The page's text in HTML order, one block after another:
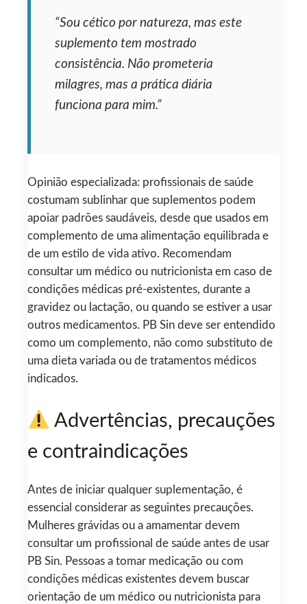
“Sou cético por natureza, mas este
suplemento tem mostrado
consistência. Não prometeria
milagres, mas a prática diária
funciona para mim.”
Opinião especializada: profissionais de saúde
costumam sublinhar que suplementos podem
apoiar padrões saudáveis, desde que usados em
complemento de uma alimentação equilibrada e
de um estilo de vida ativo. Recomendam
consultar um médico ou nutricionista em caso de
condições médicas pré-existentes, durante a
gravidez ou lactação, ou quando se estiver a usar
outros medicamentos. PB Sin deve ser entendido
como um complemento, não como substituto de
uma dieta variada ou de tratamentos médicos
indicados.
Advertências, precauções
e contraindicações
Antes de iniciar qualquer suplementação, é
essencial considerar as seguintes precauções.
Mulheres grávidas ou a amamentar devem
consultar um profissional de saúde antes de usar
PB Sin. Pessoas a tomar medicação ou com
condições médicas existentes devem buscar
orientação de um médico ou nutricionista para